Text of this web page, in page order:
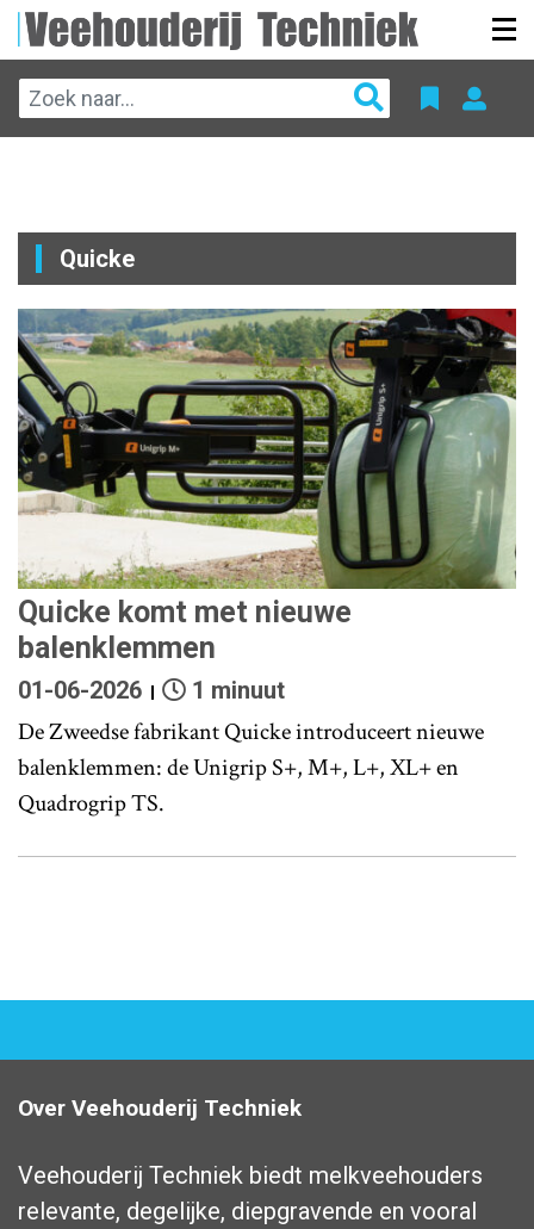
Quicke
Quicke komt met nieuwe
balenklemmen
01-06-2026 1 minuut
De Zweedse fabrikant Quicke introduceert nieuwe
balenklemmen: de Unigrip S+, M+, L+, XL+ en
Quadrogrip TS.
Over Veehouderij Techniek
Veehouderij Techniek biedt melkveehouders
relevante, degelijke, diepgravende en vooral